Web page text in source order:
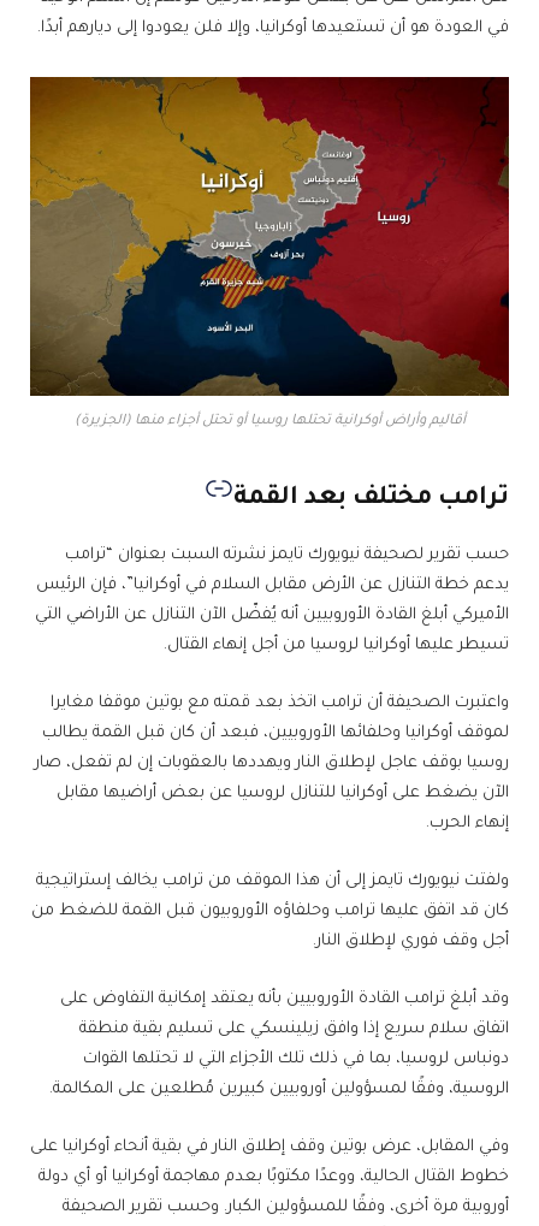
في العودة هو أن تستعيدها أوكرانيا، وإلا فلن يعودوا إلى ديارهم أبدًا.
أقاليم وأراض أوكرانية تحتلها روسيا أو تحتل أجزاء منها (الجزيرة)
ترامب مختلف بعد القمة
حسب تقرير لصحيفة نيويورك تايمز نشرته السبت بعنوان “ترامب
يدعم خطة التنازل عن الأرض مقابل السلام في أوكرانيا”، فإن الرئيس
الأميركي أبلغ القادة الأوروبيين أنه يُفضّل الآن التنازل عن الأراضي التي
تسيطر عليها أوكرانيا لروسيا من أجل إنهاء القتال.
واعتبرت الصحيفة أن ترامب اتخذ بعد قمته مع بوتين موقفا مغايرا
لموقف أوكرانيا وحلفائها الأوروبيين، فبعد أن كان قبل القمة يطالب
روسيا بوقف عاجل لإطلاق النار ويهددها بالعقوبات إن لم تفعل، صار
الآن يضغط على أوكرانيا للتنازل لروسيا عن بعض أراضيها مقابل
إنهاء الحرب.
ولفتت نيويورك تايمز إلى أن هذا الموقف من ترامب يخالف إستراتيجية
كان قد اتفق عليها ترامب وحلفاؤه الأوروبيون قبل القمة للضغط من
أجل وقف فوري لإطلاق النار.
وقد أبلغ ترامب القادة الأوروبيين بأنه يعتقد إمكانية التفاوض على
اتفاق سلام سريع إذا وافق زيلينسكي على تسليم بقية منطقة
دونباس لروسيا، بما في ذلك تلك الأجزاء التي لا تحتلها القوات
الروسية، وفقًا لمسؤولين أوروبيين كبيرين مُطلعين على المكالمة.
وفي المقابل، عرض بوتين وقف إطلاق النار في بقية أنحاء أوكرانيا على
خطوط القتال الحالية، ووعدًا مكتوبًا بعدم مهاجمة أوكرانيا أو أي دولة
أوروبية مرة أخرى، وفقًا للمسؤولين الكبار. وحسب تقرير الصحيفة